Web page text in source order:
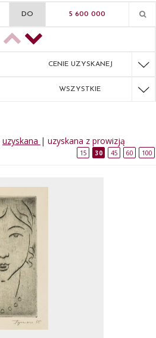
DO
CENIE UZYSKANEJ
WSZYSTKIE
uzyskana | uzyskana z prowizją
15 30 45 60 100